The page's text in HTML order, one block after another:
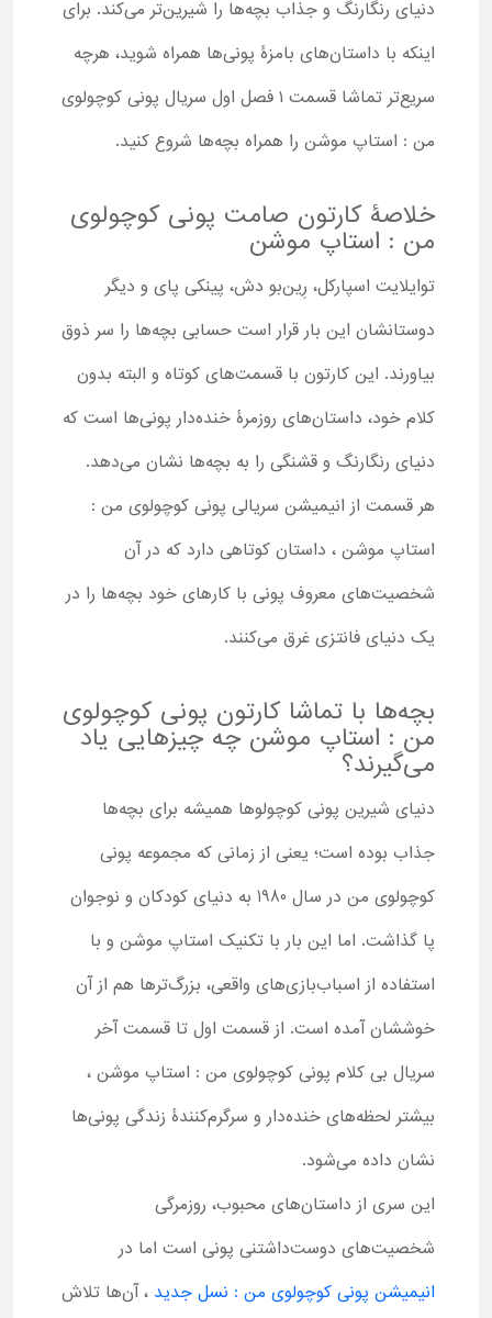
دنیای رنگارنگ و جذاب بچه‌ها را شیرین‌تر می‌کند. برای
اینکه با داستان‌های بامزۀ پونی‌ها همراه شوید، هرچه
سریع‌تر تماشا قسمت ۱ فصل اول سریال پونی کوچولوی
من : استاپ موشن را همراه بچه‌ها شروع کنید.
خلاصۀ کارتون صامت پونی کوچولوی
من : استاپ موشن
توایلایت اسپارکل، رِین‌بو دش، پینکی پای و دیگر
دوستانشان این بار قرار است حسابی بچه‌ها را سر ذوق
بیاورند. این کارتون با قسمت‌های کوتاه و البته بدون
کلام خود، داستان‌های روزمرۀ خنده‌دار پونی‌ها است که
دنیای رنگارنگ و قشنگی را به بچه‌ها نشان می‌دهد.
هر قسمت از انیمیشن سریالی پونی کوچولوی من :
استاپ موشن ، داستان کوتاهی دارد که در آن
شخصیت‌های معروف پونی با کارهای خود بچه‌ها را در
یک دنیای فانتزی غرق می‌کنند.
بچه‌ها با تماشا کارتون پونی کوچولوی
من : استاپ موشن چه چیزهایی یاد
می‌گیرند؟
دنیای شیرین پونی کوچولوها همیشه برای بچه‌ها
جذاب بوده است؛ یعنی از زمانی که مجموعه پونی
کوچولوی من در سال 1980 به دنیای کودکان و نوجوان
پا گذاشت. اما این بار با تکنیک استاپ موشن و با
استفاده از اسباب‌بازی‌های واقعی، بزرگ‌ترها هم از آن
خوششان آمده است. از قسمت اول تا قسمت آخر
سریال بی کلام پونی کوچولوی من : استاپ موشن ،
بیشتر لحظه‌های خنده‌دار و سرگرم‌کنندۀ زندگی پونی‌ها
نشان داده می‌شود.
این سری از داستان‌های محبوب، روزمرگی
شخصیت‌های دوست‌داشتنی پونی است اما در
انیمیشن پونی کوچولوی من : نسل جدید ، آن‌ها تلاش